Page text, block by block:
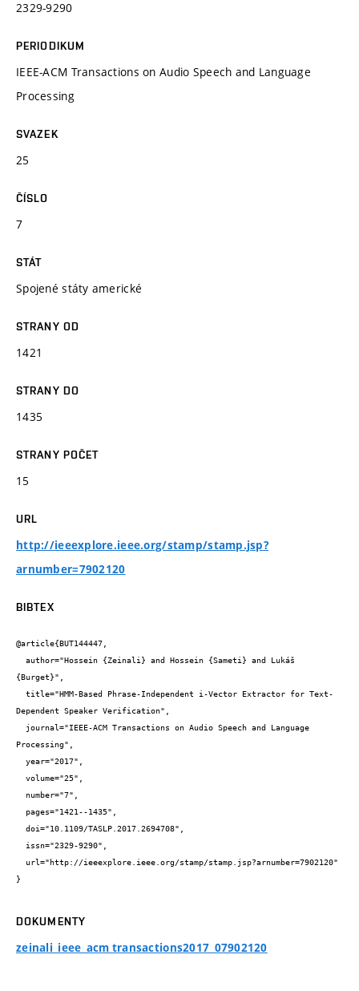
2329-9290
PERIODIKUM
IEEE-ACM Transactions on Audio Speech and Language
Processing
SVAZEK
25
ČÍSLO
7
STÁT
Spojené státy americké
STRANY OD
1421
STRANY DO
1435
STRANY POČET
15
URL
http://ieeexplore.ieee.org/stamp/stamp.jsp?
arnumber=7902120
BIBTEX
@article{BUT144447,
{Burget}",
Dependent Speaker Verification",
Processing",
}
DOKUMENTY
zeinali_ieee_acm transactions2017_07902120